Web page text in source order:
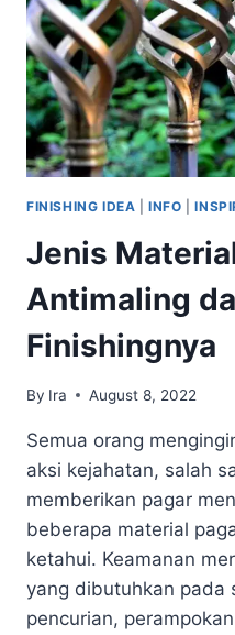
FINISHING IDEA |INFO |
Jenis
Antimaling
Finishingnya
By Ira August 8, 2022
Semua orang
aksi kejahatan, salah
memberikan pagar
beberapa material
ketahui. Keamanan
yang dibutuhkan pada
pencurian,